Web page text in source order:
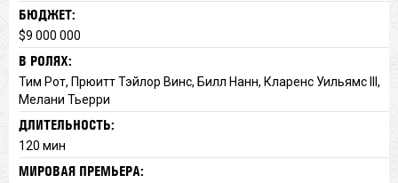
БЮДЖЕТ:
$9 000 000
В РОЛЯХ:
Тим Рот, Прюитт Тэйлор Винс, Билл Нанн, Кларенс Уильямс III,
Мелани Тьерри
ДЛИТЕЛЬНОСТЬ:
120 мин
МИРОВАЯ ПРЕМЬЕРА: